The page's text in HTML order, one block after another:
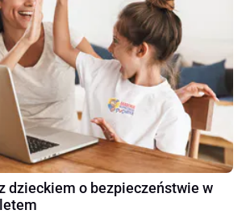
dzieckiem o bezpieczeństwie w